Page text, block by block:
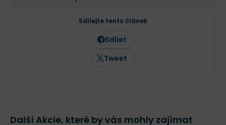
Sdílejte tento článek
Sdílet
Tweet
Další Akcie, které by vás mohly zajímat